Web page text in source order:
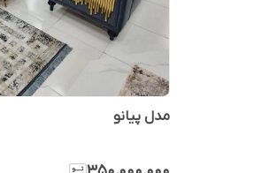
مدل پیانو